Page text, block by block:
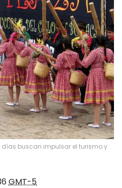
días buscan impulsar el turismo y
GMT-5